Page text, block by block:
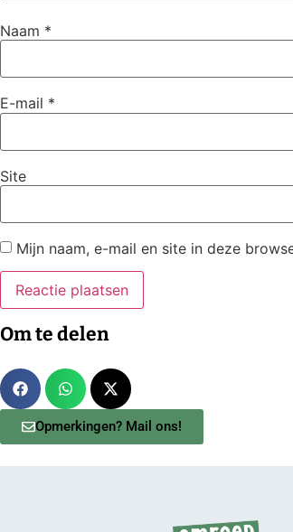
Naam *
E-mail *
Site
Mijn naam, e-mail en site in deze
Om te delen
Opmerkingen? Mail ons!